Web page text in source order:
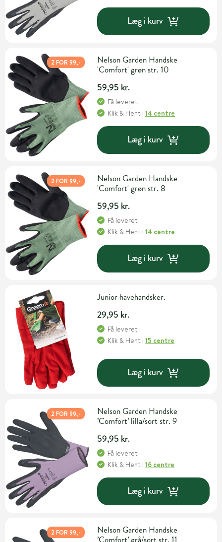
Læg i kurv
2 FOR 99,-
Nelson Garden Handske
'Comfort' grøn str. 10
59,95 kr.
Få leveret
Klik & Hent i14 centre
Læg i kurv
2 FOR 99,-
Nelson Garden Handske
'Comfort' grøn str. 8
59,95 kr.
Få leveret
Klik & Hent i14 centre
Læg i kurv
Junior havehandsker.
29,95 kr.
Få leveret
Klik & Hent i15 centre
Læg i kurv
2 FOR 99,-
Nelson Garden Handske
’Comfort’ lilla/sort str. 9
59,95 kr.
Få leveret
Klik & Hent i16 centre
Læg i kurv
2 FOR 99,-
Nelson Garden Handske